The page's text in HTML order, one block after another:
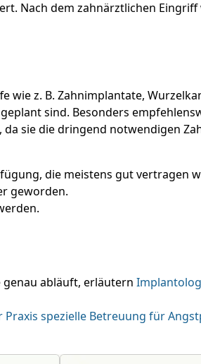
Nach dem zahnärztlichen
wie z. B. Zahnimplantate,
sind. Besonders
sie die dringend notwendigen
die meistens gut vertragen
geworden.
abläuft, erläutern
spezielle Betreuung für